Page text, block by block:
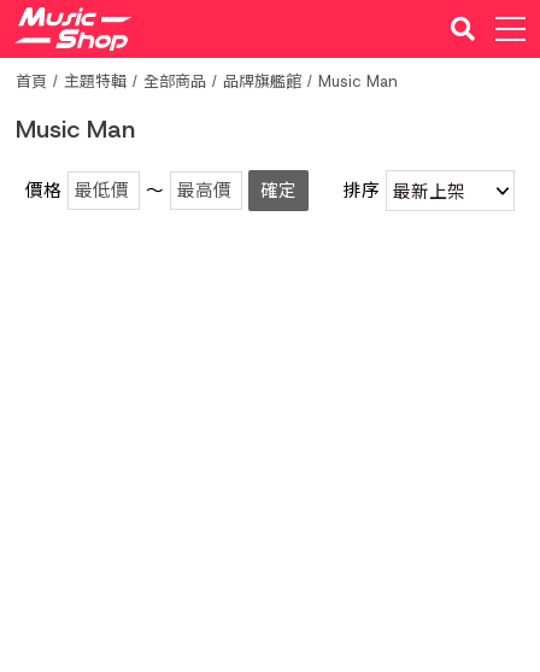
首頁 主題特輯 全部商品 品牌旗艦館 Music Man
Music Man
價格 ～ 確定 排序